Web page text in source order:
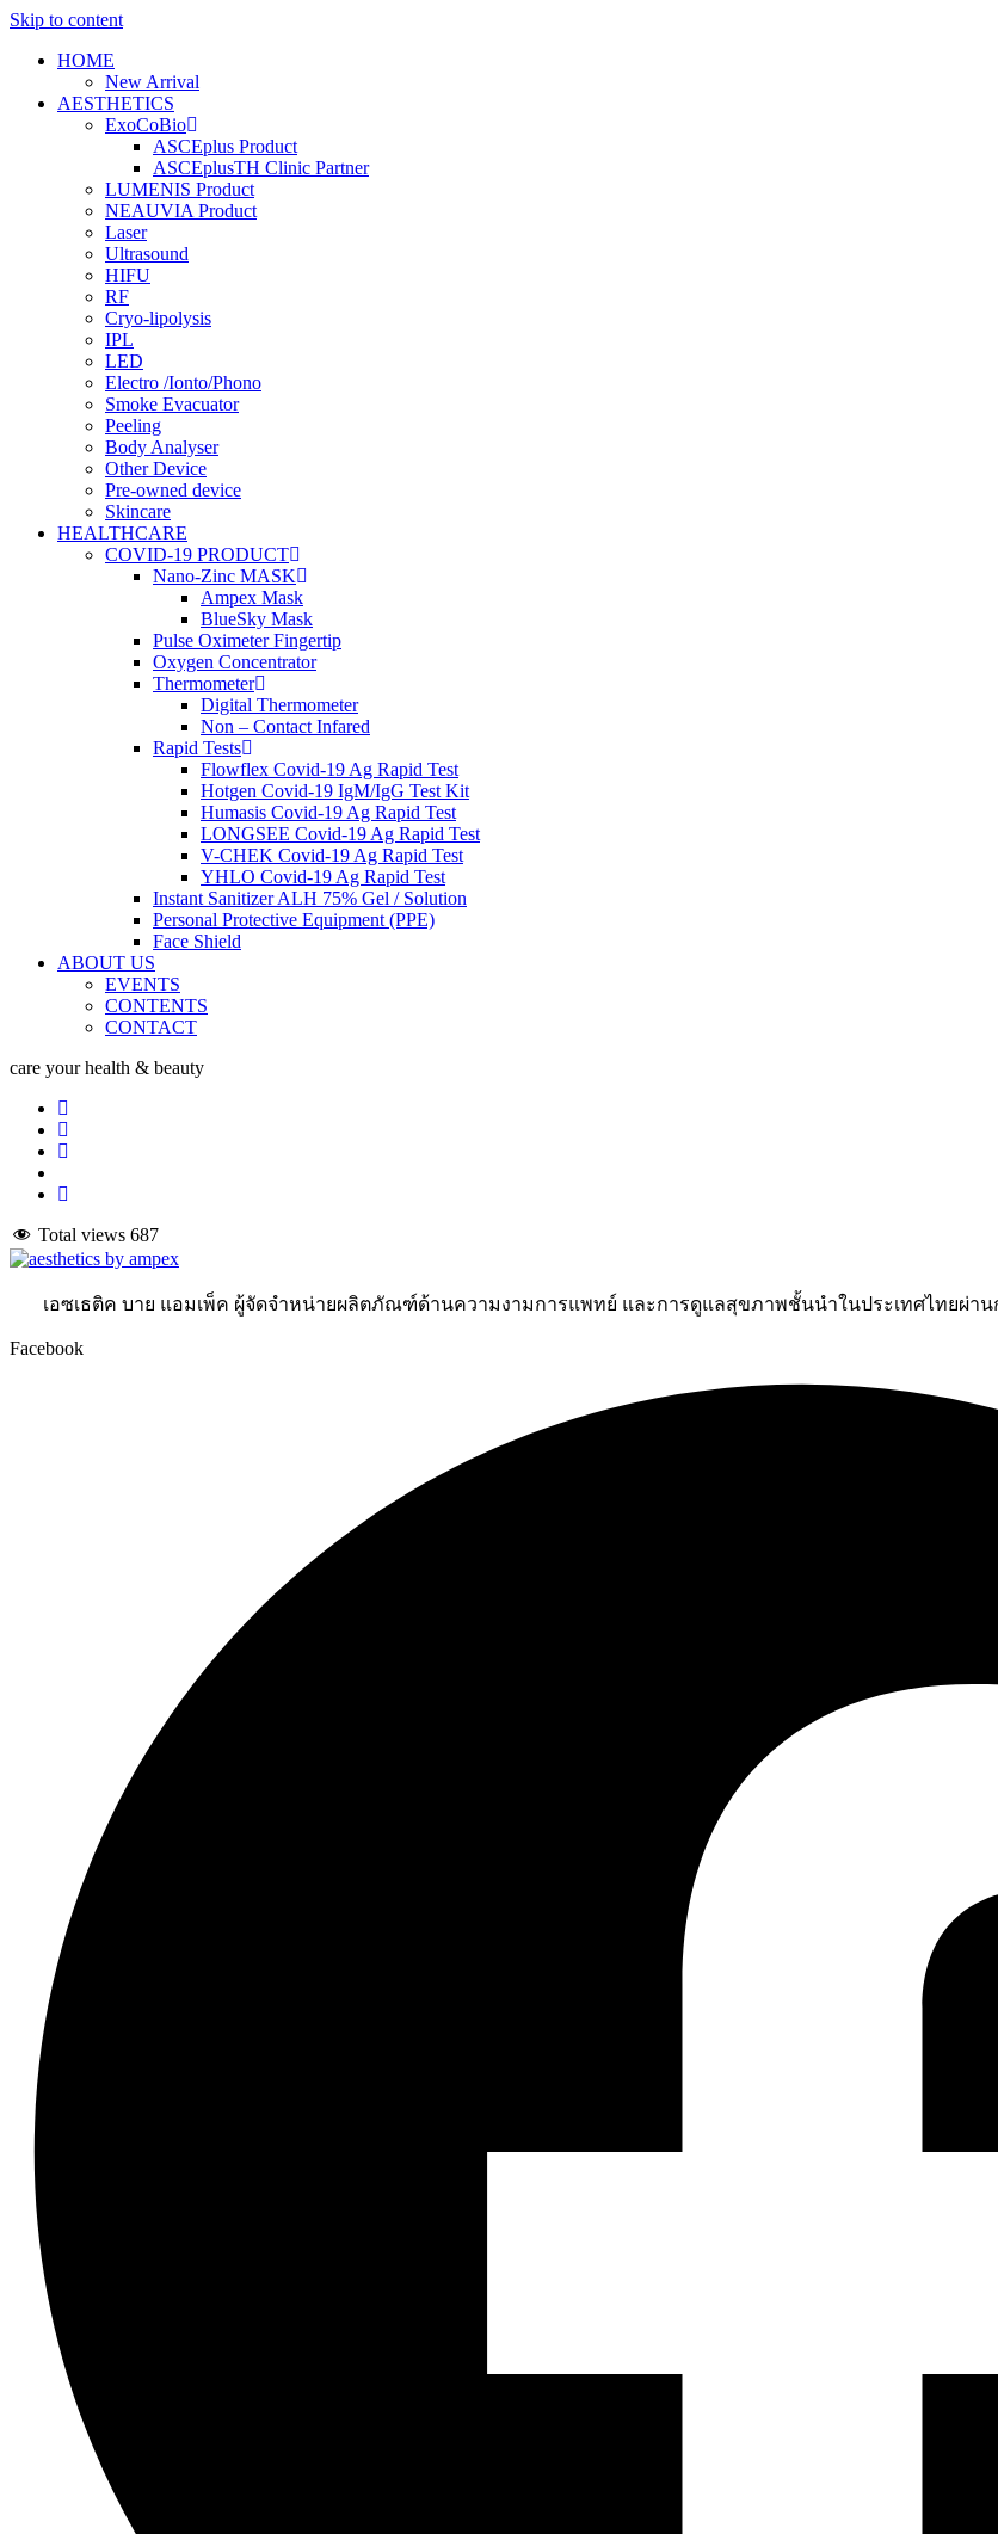
Skip to content
HOME
New Arrival
AESTHETICS
ExoCoBio
ASCEplus Product
ASCEplusTH Clinic Partner
LUMENIS Product
NEAUVIA Product
Laser
Ultrasound
HIFU
RF
Cryo-lipolysis
IPL
LED
Electro /Ionto/Phono
Smoke Evacuator
Peeling
Body Analyser
Other Device
Pre-owned device
Skincare
HEALTHCARE
COVID-19 PRODUCT
Nano-Zinc MASK
Ampex Mask
BlueSky Mask
Pulse Oximeter Fingertip
Oxygen Concentrator
Thermometer
Digital Thermometer
Non – Contact Infared
Rapid Tests
Flowflex Covid-19 Ag Rapid Test
Hotgen Covid-19 IgM/IgG Test Kit
Humasis Covid-19 Ag Rapid Test
LONGSEE Covid-19 Ag Rapid Test
V-CHEK Covid-19 Ag Rapid Test
YHLO Covid-19 Ag Rapid Test
Instant Sanitizer ALH 75% Gel / Solution
Personal Protective Equipment (PPE)
Face Shield
ABOUT US
EVENTS
CONTENTS
CONTACT
care your health & beauty
Total views 687
เอซเธติค บาย แอมเพ็ค ผู้จัดจำหน่ายผลิตภัณฑ์ด้านความงามการแพทย์ และการดูแลสุขภาพชั้นนำในประเทศไทยผ่านกา
Facebook